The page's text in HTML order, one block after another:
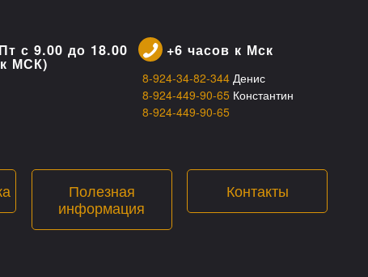
с 9.00 до 18.00
МСК)
+6 часов к Мск
8-924-34-82-344Денис
8-924-449-90-65 Константин
8-924-449-90-65
Полезная
информация
Контакты